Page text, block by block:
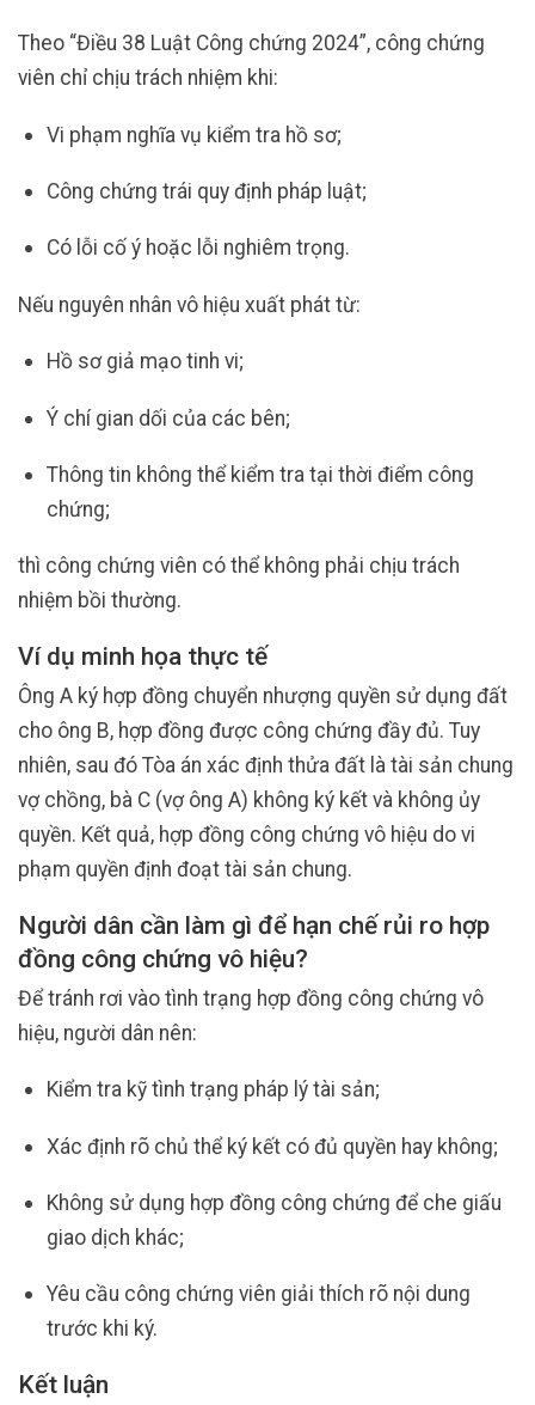
Theo “Điều 38 Luật Công chứng 2024”, công chứng
viên chỉ chịu trách nhiệm khi:
Vi phạm nghĩa vụ kiểm tra hồ sơ;
Công chứng trái quy định pháp luật;
Có lỗi cố ý hoặc lỗi nghiêm trọng.
Nếu nguyên nhân vô hiệu xuất phát từ:
Hồ sơ giả mạo tinh vi;
Ý chí gian dối của các bên;
Thông tin không thể kiểm tra tại thời điểm công
chứng;
thì công chứng viên có thể không phải chịu trách
nhiệm bồi thường.
Ví dụ minh họa thực tế
Ông A ký hợp đồng chuyển nhượng quyền sử dụng đất
cho ông B, hợp đồng được công chứng đầy đủ. Tuy
nhiên, sau đó Tòa án xác định thửa đất là tài sản chung
vợ chồng, bà C (vợ ông A) không ký kết và không ủy
quyền. Kết quả, hợp đồng công chứng vô hiệu do vi
phạm quyền định đoạt tài sản chung.
Người dân cần làm gì để hạn chế rủi ro hợp
đồng công chứng vô hiệu?
Để tránh rơi vào tình trạng hợp đồng công chứng vô
hiệu, người dân nên:
Kiểm tra kỹ tình trạng pháp lý tài sản;
Xác định rõ chủ thể ký kết có đủ quyền hay không;
Không sử dụng hợp đồng công chứng để che giấu
giao dịch khác;
Yêu cầu công chứng viên giải thích rõ nội dung
trước khi ký.
Kết luận